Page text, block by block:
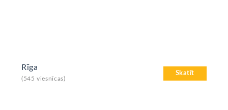
Skatīt
Rīga
(545 viesnīcas)